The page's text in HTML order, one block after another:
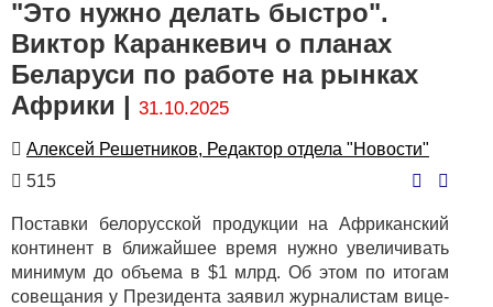
"Это нужно делать быстро".
Виктор Каранкевич о планах
Беларуси по работе на рынках
Африки | 31.10.2025
Автор
Алексей Решетников, Редактор отдела "Новости"
Количество
515
Поставки белорусской продукции на Африканский
континент в ближайшее время нужно увеличивать
минимум до объема в $1 млрд. Об этом по итогам
совещания у Президента заявил журналистам вице-